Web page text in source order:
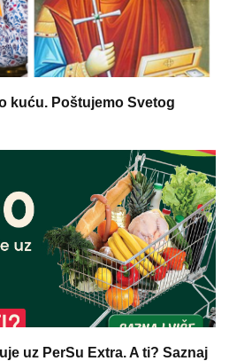
kuću. Poštujemo Svetog
uz PerSu Extra. A ti? Saznaj